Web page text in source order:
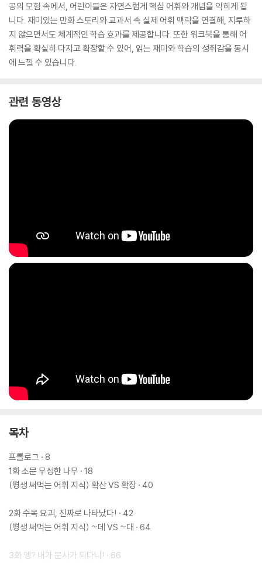
공의 모험 속에서, 어린이들은 자연스럽게 핵심 어휘와 개념을 익히게 됩
니다. 재미있는 만화 스토리와 교과서 속 실제 어휘 맥락을 연결해, 지루하
지 않으면서도 체계적인 학습 효과를 제공합니다. 또한 워크북을 통해 어
휘력을 확실히 다지고 확장할 수 있어, 읽는 재미와 학습의 성취감을 동시
에 느낄 수 있습니다.
관련 동영상
목차
프롤로그 · 8
1화 소문 무성한 나무 · 18
(평생 써먹는 어휘 지식) 확산 VS 확장 · 40
2화 수목 요괴, 진짜로 나타났다! · 42
(평생 써먹는 어휘 지식) ~데 VS ~대 · 64
3화 엥? 내가 문사가 되다니! · 66